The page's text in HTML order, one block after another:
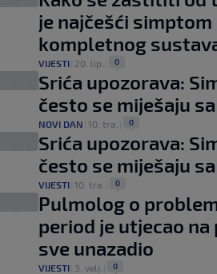
je najčešći
kompletnog
VIJESTI 20. lip. 0
Srića upozorava:
često se miješaju
NOVI DAN 10. tra. 0
Srića upozorava:
često se miješaju
VIJESTI 10. tra. 0
Pulmolog o
period je utjecao
sve unazadio
VIJESTI 3. velj. 0